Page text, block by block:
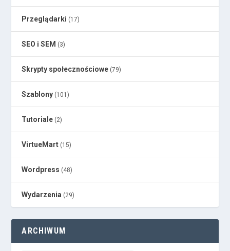
Przeglądarki (17)
SEO i SEM (3)
Skrypty społecznościowe (79)
Szablony (101)
Tutoriale (2)
VirtueMart (15)
Wordpress (48)
Wydarzenia (29)
ARCHIWUM